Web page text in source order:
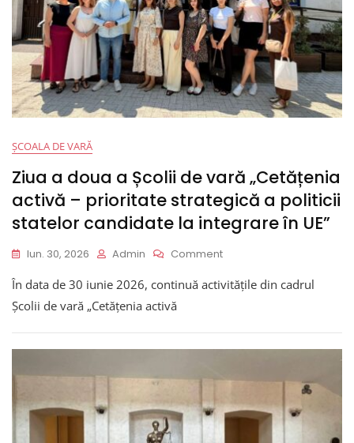
ȘCOALA DE VARĂ
Ziua a doua a Școlii de vară „Cetățenia
activă – prioritate strategică a politicii
statelor candidate la integrare în UE”
Iun. 30, 2026 Admin CommentOn
A
Școlii
De
„Cetățenia
–
Prioritate
În data de 30 iunie 2026, continuă activitățile din cadrul
Școlii de vară „Cetățenia activă